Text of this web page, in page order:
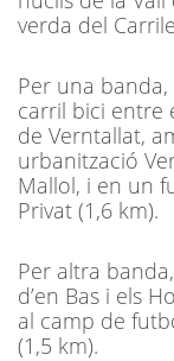
verda del
Per una
carril bici entre
de Verntallat,
urbanització
Mallol, i en un
Privat (1,6 km).
Per altra
d’en Bas i els
al camp de
(1,5 km).